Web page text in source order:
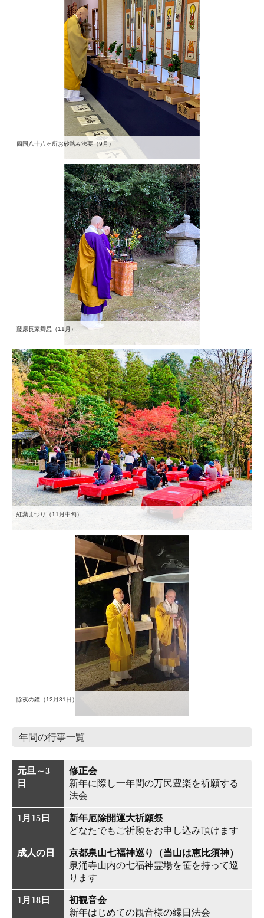
四国八十八ヶ所お砂踏み法要（9月）
藤原長家卿忌（11月）
紅葉まつり（11月中旬）
除夜の鐘（12月31日）
年間の行事一覧
元旦～3
日
修正会
新年に際し一年間の万民豊楽を祈願する
法会
1月15日
新年厄除開運大祈願祭
どなたでもご祈願をお申し込み頂けます
成人の日
京都泉山七福神巡り（当山は恵比須神）
泉涌寺山内の七福神霊場を笹を持って巡
ります
1月18日
初観音会
新年はじめての観音様の縁日法会